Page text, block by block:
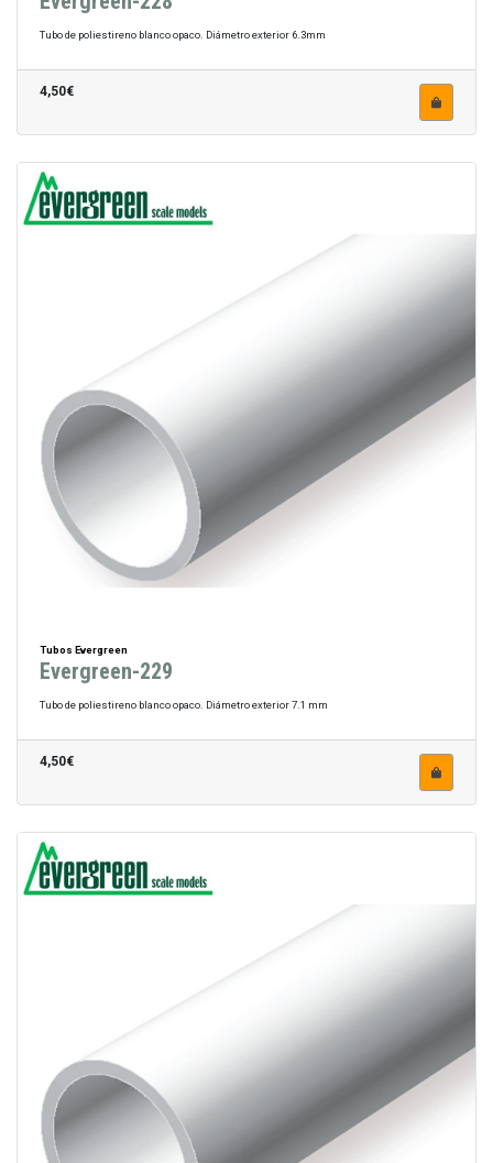
Tubo de poliestireno blanco opaco. Diámetro exterior 6.3mm
4,50€
Tubos Evergreen
Evergreen-229
Tubo de poliestireno blanco opaco. Diámetro exterior 7.1 mm
4,50€